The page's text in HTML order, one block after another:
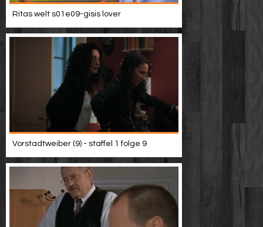
Ritas welt s01e09-gisis lover
Vorstadtweiber (9) - staffel 1 folge 9